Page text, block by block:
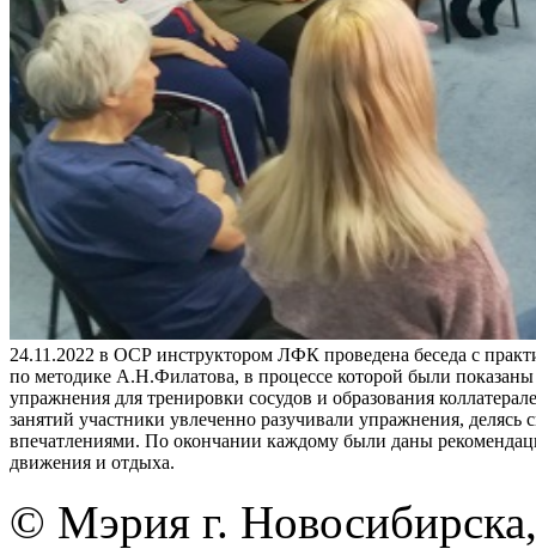
24.11.2022 в ОСР инструктором ЛФК проведена беседа с
по методике А.Н.Филатова, в процессе которой были
упражнения для тренировки сосудов и образования
занятий участники увлеченно разучивали упражнения, делясь
впечатлениями. По окончании каждому были даны
движения и отдыха.
© Мэрия г.